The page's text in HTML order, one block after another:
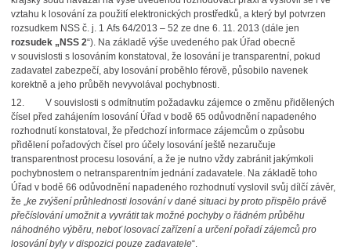
vztahu k losování za použití elektronických prostředků, a který byl potvrzen
rozsudkem NSS č. j. 1 Afs 64/2013 – 52 ze dne 6. 11. 2013 (dále jen
rozsudek „NSS 2“). Na základě výše uvedeného pak Úřad obecně
v souvislosti s losováním konstatoval, že losování je transparentní, pokud
zadavatel zabezpečí, aby losování proběhlo férově, působilo navenek
korektně a jeho průběh nevyvolával pochybnosti.
12.
V souvislosti s odmítnutím požadavku zájemce o změnu přidělených
čísel před zahájením losování Úřad v bodě 65 odůvodnění napadeného
rozhodnutí konstatoval, že předchozí informace zájemcům o způsobu
přidělení pořadových čísel pro účely losování ještě nezaručuje
transparentnost procesu losování, a že je nutno vždy zabránit jakýmkoli
pochybnostem o netransparentním jednání zadavatele. Na základě toho
Úřad v bodě 66 odůvodnění napadeného rozhodnutí vyslovil svůj dílčí závěr,
že „ke zvýšení průhlednosti losování v dané situaci by proto přispělo právě
přečíslování umožnit a vyvrátit tak možné pochyby o řádném průběhu
náhodného výběru, neboť losovací zařízení a určení pořadí zájemců pro
losování byly v dispozici pouze zadavatele“.